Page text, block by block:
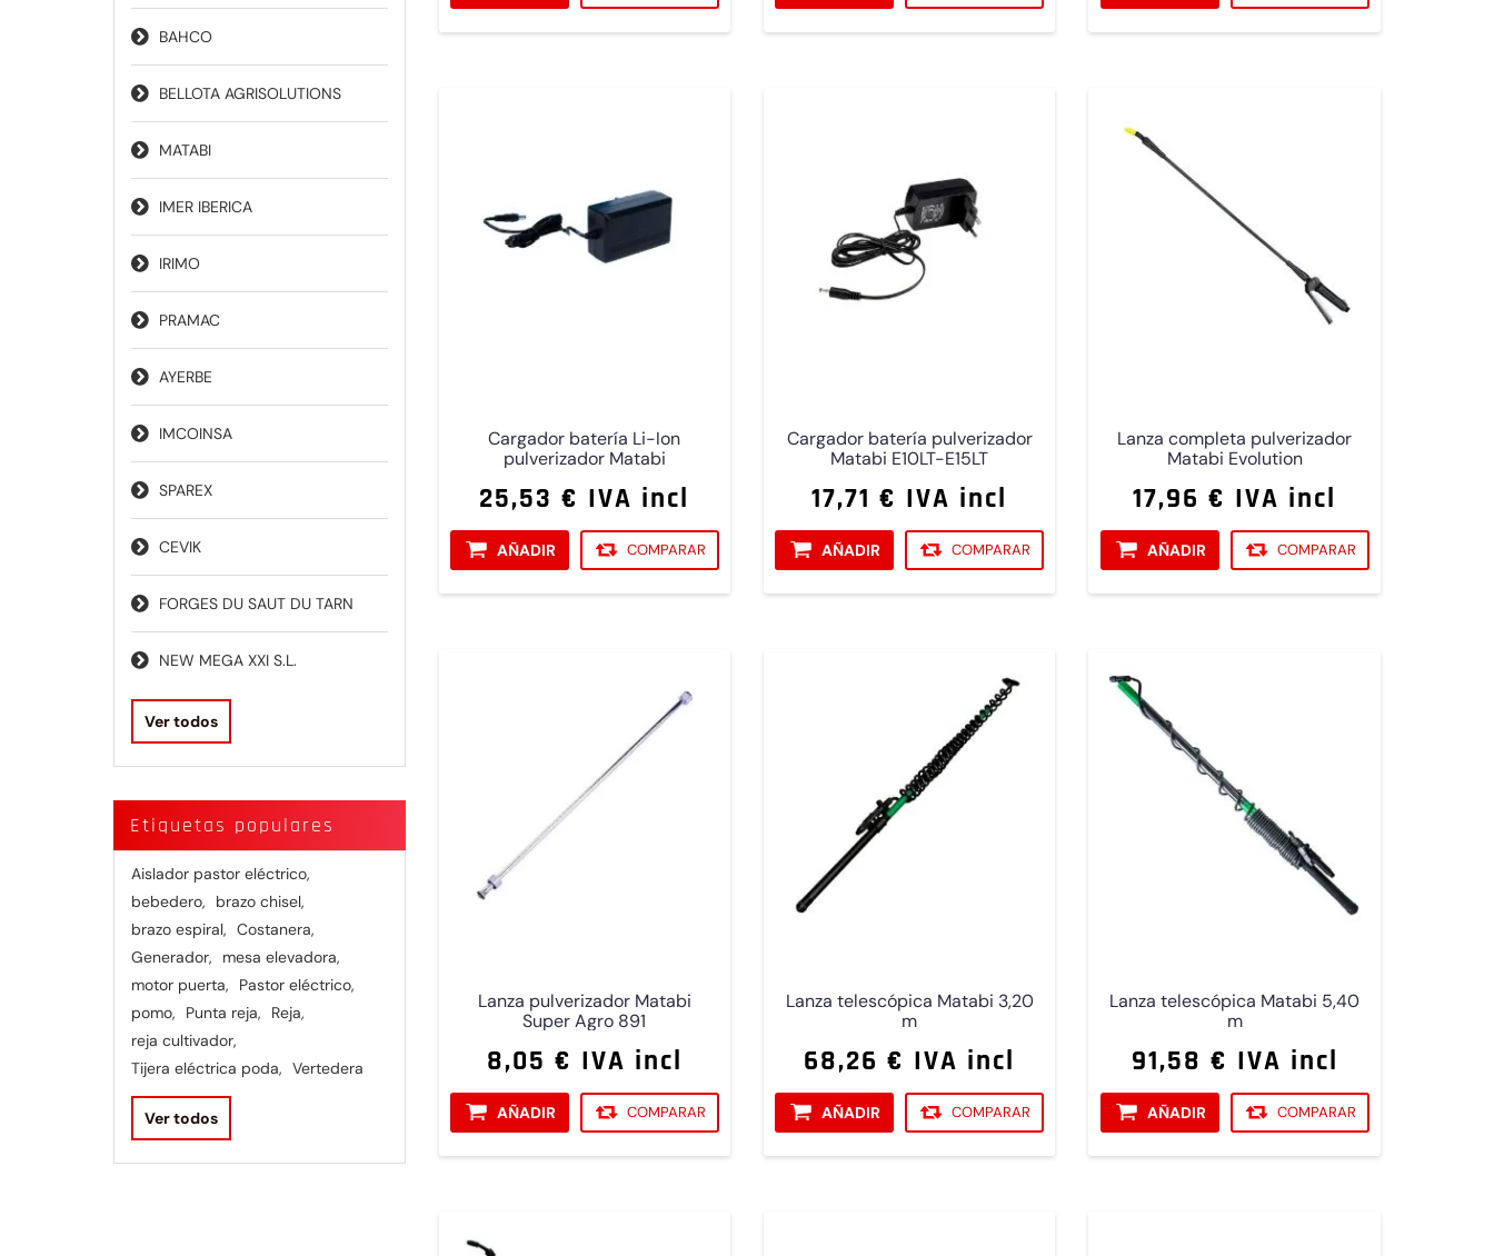
BAHCO
BELLOTA AGRISOLUTIONS
MATABI
IMER IBERICA
IRIMO
PRAMAC
AYERBE
IMCOINSA
SPAREX
CEVIK
FORGES DU SAUT DU TARN
NEW MEGA XXI S.L.
Ver todos
Etiquetas populares
Aislador pastor eléctrico,
bebedero, brazo chisel,
brazo espiral, Costanera,
Generador, mesa elevadora,
motor puerta, Pastor eléctrico,
pomo, Punta reja, Reja,
reja cultivador,
Tijera eléctrica poda, Vertedera
Ver todos
Cargador batería Li-Ion
pulverizador Matabi
25,53 € IVA incl
AÑADIR COMPARAR
Cargador batería pulverizador
Matabi E10LT-E15LT
17,71 € IVA incl
AÑADIR COMPARAR
Lanza completa pulverizador
Matabi Evolution
17,96 € IVA incl
AÑADIR COMPARAR
Lanza pulverizador Matabi
Super Agro 891
8,05 € IVA incl
AÑADIR COMPARAR
Lanza telescópica Matabi 3,20
m
68,26 € IVA incl
AÑADIR COMPARAR
Lanza telescópica Matabi 5,40
m
91,58 € IVA incl
AÑADIR COMPARAR